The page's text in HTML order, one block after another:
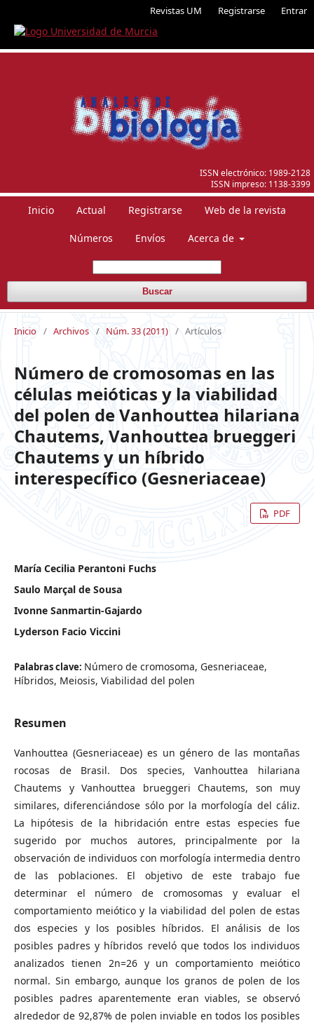
Revistas UM Registrarse Entrar
ISSN electrónico: 1989-2128
ISSN impreso: 1138-3399
Inicio Actual Registrarse Web de la revista
Números Envíos Acerca de
Buscar
Inicio / Archivos / Núm. 33 (2011) / Artículos
Número de cromosomas en las
células meióticas y la viabilidad
del polen de Vanhouttea hilariana
Chautems, Vanhouttea brueggeri
Chautems y un híbrido
interespecífico (Gesneriaceae)
PDF
María Cecilia Perantoni Fuchs
Saulo Marçal de Sousa
Ivonne Sanmartin-Gajardo
Lyderson Facio Viccini
Palabras clave: Número de cromosoma, Gesneriaceae,
Híbridos, Meiosis, Viabilidad del polen
Resumen
Vanhouttea (Gesneriaceae) es un género de las montañas
rocosas de Brasil. Dos species, Vanhouttea hilariana
Chautems y Vanhouttea brueggeri Chautems, son muy
similares, diferenciándose sólo por la morfología del cáliz.
La hipótesis de la hibridación entre estas especies fue
sugerido por muchos autores, principalmente por la
observación de individuos con morfología intermedia dentro
de las poblaciones. El objetivo de este trabajo fue
determinar el número de cromosomas y evaluar el
comportamiento meiótico y la viabilidad del polen de estas
dos especies y los posibles híbridos. El análisis de los
posibles padres y híbridos reveló que todos los individuos
analizados tienen 2n=26 y un comportamiento meiótico
normal. Sin embargo, aunque los granos de polen de los
posibles padres aparentemente eran viables, se observó
alrededor de 92,87% de polen inviable en todos los posibles